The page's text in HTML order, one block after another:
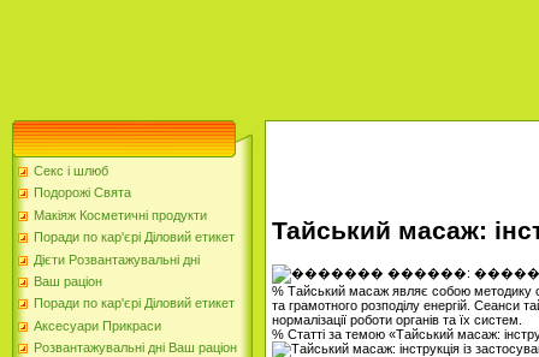
Секс і шлюб
Подорожі Свята
Макіяж Косметичні продукти
Поради по кар'єрі Діловий етикет
Дієти Розвантажувальні дні
Ваш раціон
Поради по кар'єрі Діловий етикет
Аксесуари Прикраси
Розвантажувальні дні Ваш раціон
Тайський масаж:
% Тайський масаж являє собою методику
та грамотного розподілу енергій. Сеанси
нормалізації роботи органів та їх систем.
% Статті за темою «Тайський масаж: